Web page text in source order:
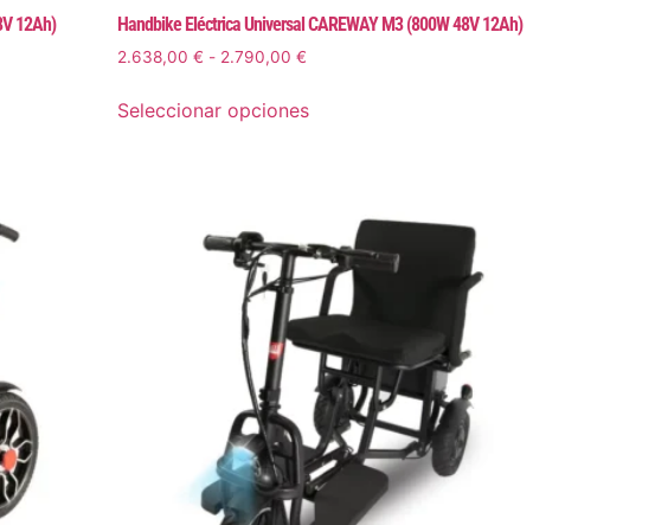
12Ah) Handbike Eléctrica Universal CAREWAY M3 (800W 48V 12Ah)
2.638,00 € - 2.790,00 €
Seleccionar opciones